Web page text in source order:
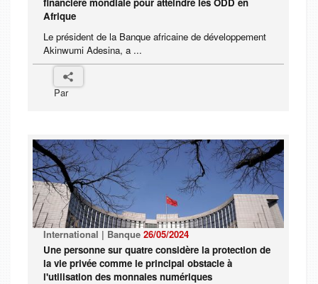
Afrique
Le président de la Banque africaine de développement
Akinwumi Adesina, a ...
Par
International | Banque 26/05/2024
Une personne sur quatre considère la protection de
la vie privée comme le principal obstacle à
l'utilisation des monnaies numériques